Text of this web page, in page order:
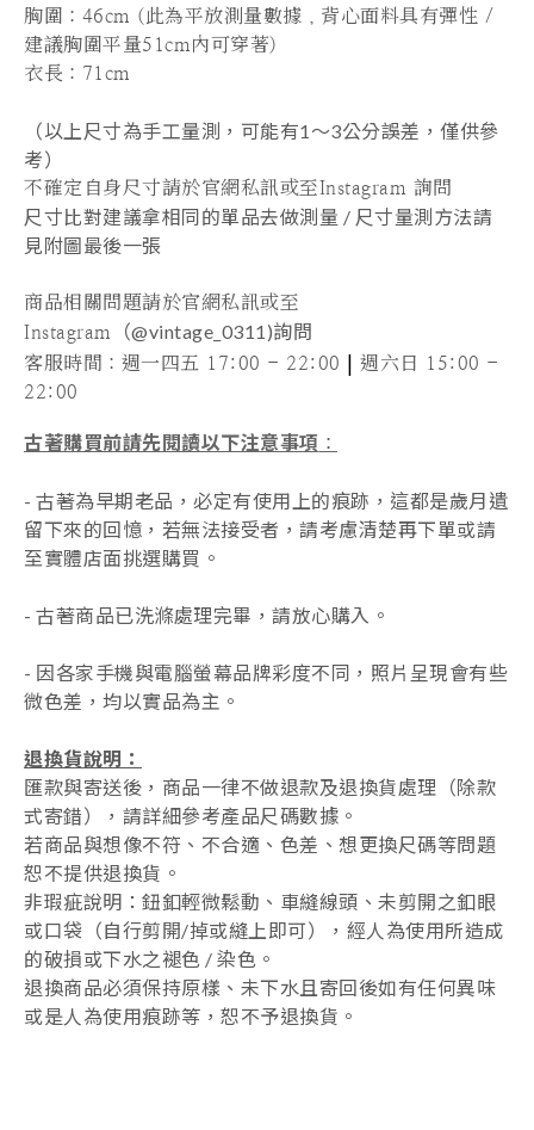
胸圍 ：46cm (此為平放測量數據，背心面料具有彈性 /
建議胸圍平量51cm內可穿著)
衣長 ：71cm
（以上尺寸為手工量測，可能有1～3公分誤差，僅供參
考）
不確定自身尺寸請於官網私訊或至Instagram 詢問
尺寸比對建議拿相同的單品去做測量 / 尺寸量測方法請
見附圖最後一張
商品相關問題請於官網私訊或至
Instagram （@vintage_0311)詢問
客服時間 ：週一四五 17:00 - 22:00 | 週六日 15:00 -
22:00
古著購買前請先閱讀以下注意事項 ：
- 古著為早期老品，必定有使用上的痕跡，這都是歲月遺
留下來的回憶，若無法接受者，請考慮清楚再下單或請
至實體店面挑選購買。
- 古著商品已洗滌處理完畢，請放心購入。
- 因各家手機與電腦螢幕品牌彩度不同，照片呈現會有些
微色差，均以實品為主。
退換貨說明：
匯款與寄送後，商品一律不做退款及退換貨處理（除款
式寄錯）， 請詳細參考產品尺碼數據 。
若商品與想像不符、不合適、色差、想更換尺碼等問題
恕不提供退換貨。
非瑕疵說明：鈕釦輕微鬆動、車縫線頭、未剪開之釦眼
或口袋（自行剪開/掉或縫上即可），經人為使用所造成
的破損或下水之褪色 / 染色。
退換商品必須保持原樣、未下水且 寄回後如有任何異味
或是人為使用痕跡等 ， 恕不予退換貨。